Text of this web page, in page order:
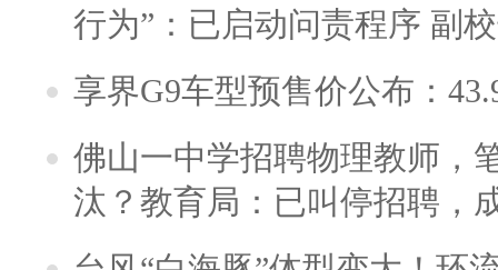
行为”：已启动问责程序 副
享界G9车型预售价公布：
佛山一中学招聘物理教师，
汰？教育局：已叫停招聘，